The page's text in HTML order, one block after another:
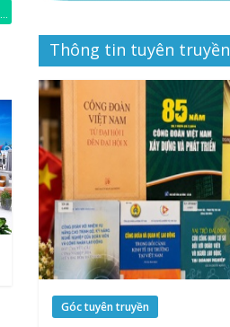
Thông tin tuyên truyền
Góc tuyên truyền